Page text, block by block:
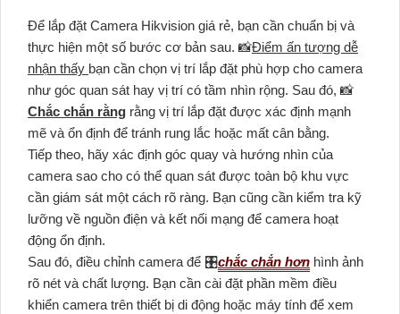
Để lắp đặt Camera Hikvision giá rẻ, bạn cần chuẩn bị và
thực hiện một số bước cơ bản sau. 📸Điểm ấn tượng dễ
nhận thấy bạn cần chọn vị trí lắp đặt phù hợp cho camera
như góc quan sát hay vị trí có tầm nhìn rộng. Sau đó, 📸
Chắc chắn rằng rằng vị trí lắp đặt được xác định mạnh
mẽ và ổn định để tránh rung lắc hoặc mất cân bằng.
Tiếp theo, hãy xác định góc quay và hướng nhìn của
camera sao cho có thể quan sát được toàn bộ khu vực
cần giám sát một cách rõ ràng. Bạn cũng cần kiểm tra kỹ
lưỡng về nguồn điện và kết nối mạng để camera hoạt
động ổn định.
Sau đó, điều chỉnh camera để 🎛chắc chắn hơn hình ảnh
rõ nét và chất lượng. Bạn cần cài đặt phần mềm điều
khiển camera trên thiết bị di động hoặc máy tính để xem